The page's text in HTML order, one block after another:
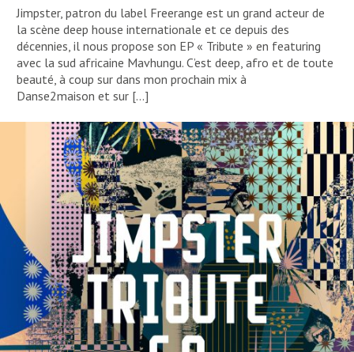
Jimpster, patron du label Freerange est un grand acteur de
la scène deep house internationale et ce depuis des
décennies, il nous propose son EP « Tribute » en featuring
avec la sud africaine Mavhungu. C’est deep, afro et de toute
beauté, à coup sur dans mon prochain mix à
Danse2maison et sur […]